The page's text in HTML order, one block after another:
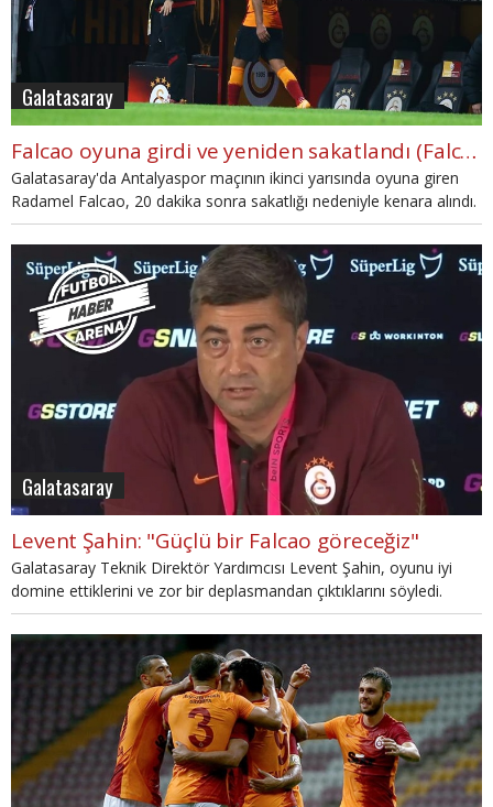
Galatasaray
Falcao oyuna girdi ve yeniden sakatlandı (Falcao'nun sakatlığı ciddi mi?)
Galatasaray'da Antalyaspor maçının ikinci yarısında oyuna giren
Radamel Falcao, 20 dakika sonra sakatlığı nedeniyle kenara alındı.
Galatasaray
Levent Şahin: "Güçlü bir Falcao göreceğiz"
Galatasaray Teknik Direktör Yardımcısı Levent Şahin, oyunu iyi
domine ettiklerini ve zor bir deplasmandan çıktıklarını söyledi.